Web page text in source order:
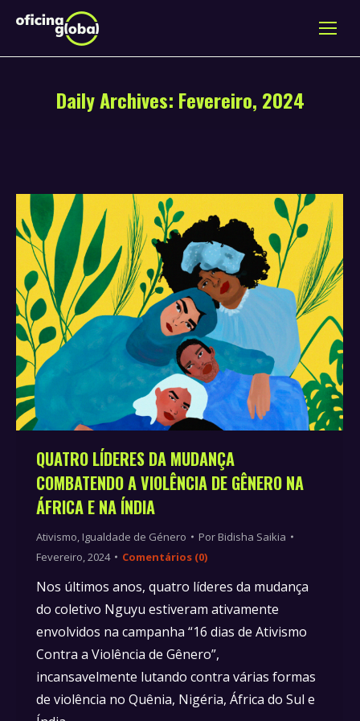
Daily Archives: Fevereiro, 2024
QUATRO LÍDERES DA MUDANÇA
COMBATENDO A VIOLÊNCIA DE GÊNERO NA
ÁFRICA E NA ÍNDIA
Ativismo, Igualdade de Género Por Bidisha Saikia
Fevereiro, 2024
Comentários (0)
Nos últimos anos, quatro líderes da mudança
do coletivo Nguyu estiveram ativamente
envolvidos na campanha “16 dias de Ativismo
Contra a Violência de Gênero”,
incansavelmente lutando contra várias formas
de violência no Quênia, Nigéria, África do Sul e